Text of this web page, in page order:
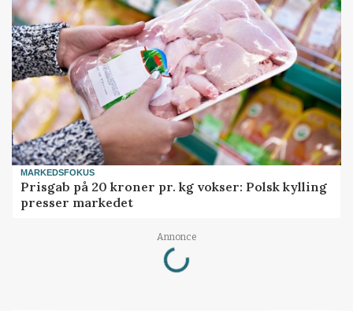
MARKEDSFOKUS
Prisgab på 20 kroner pr. kg vokser: Polsk kylling
presser markedet
Annonce
Loading...